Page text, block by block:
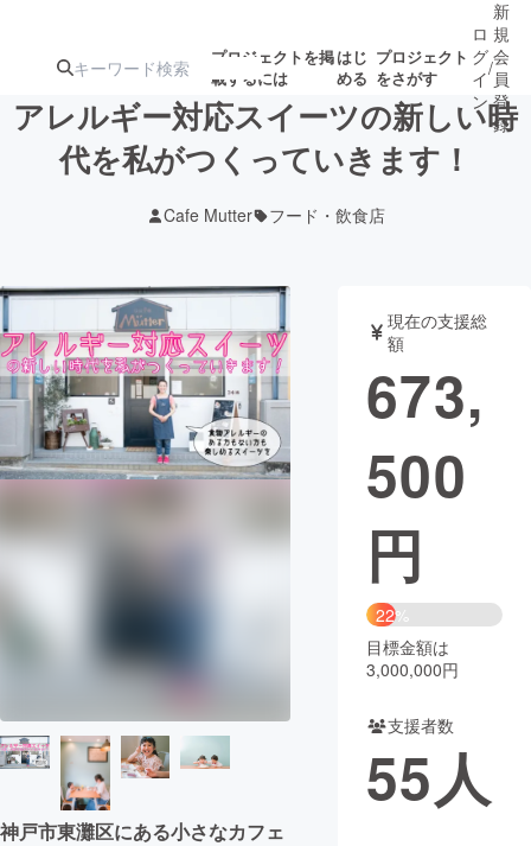
プロジェクトを掲
載するには
はじ
める
プロジェクト
をさがす
ジェクト
募集終了が近いプ
ロジェクト
アート・写真 音楽
テクノロジー・ガジェット ゲーム・サ
映像・映画
CAMPFIRE for Social Good
CAMPFIRE Creation
CAMPFIREふるさと納税
コミュニティ
ロ
グ
イ
ン
/
新
規
会
員
登
録
アレルギー対応スイーツの新しい時
代を私がつくっていきます！
Cafe Mutter フード・飲食店
神戸市東灘区にある小さなカフェ
現在の支援総
額
673,
500
円
22%
目標金額は
3,000,000円
支援者数
55人